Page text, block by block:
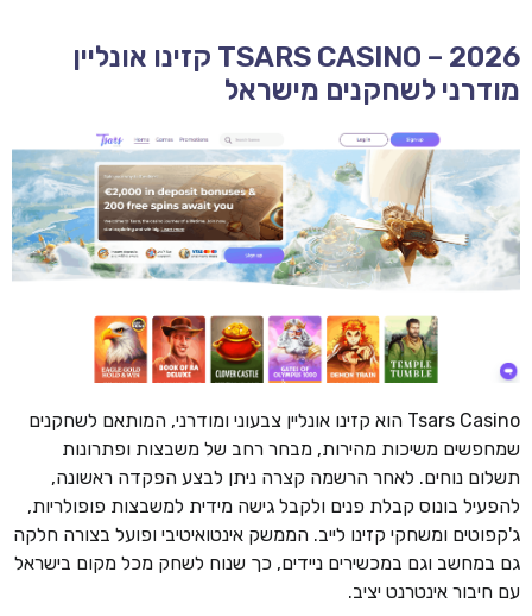
TSARS CASINO – 2026 קזינו אונליין
מודרני לשחקנים מישראל
Tsars Casino הוא קזינו אונליין צבעוני ומודרני, המותאם לשחקנים
שמחפשים משיכות מהירות, מבחר רחב של משבצות ופתרונות
תשלום נוחים. לאחר הרשמה קצרה ניתן לבצע הפקדה ראשונה,
להפעיל בונוס קבלת פנים ולקבל גישה מידית למשבצות פופולריות,
ג'קפוטים ומשחקי קזינו לייב. הממשק אינטואיטיבי ופועל בצורה חלקה
גם במחשב וגם במכשירים ניידים, כך שנוח לשחק מכל מקום בישראל
עם חיבור אינטרנט יציב.